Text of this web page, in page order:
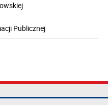
Publicznej
865 Mapa serwisu